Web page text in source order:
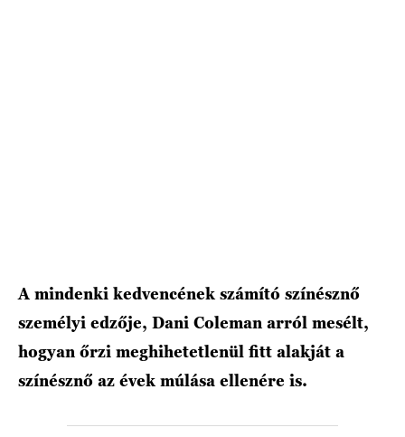
A mindenki kedvencének számító színésznő
személyi edzője, Dani Coleman arról mesélt,
hogyan őrzi meghihetetlenül fitt alakját a
színésznő az évek múlása ellenére is.